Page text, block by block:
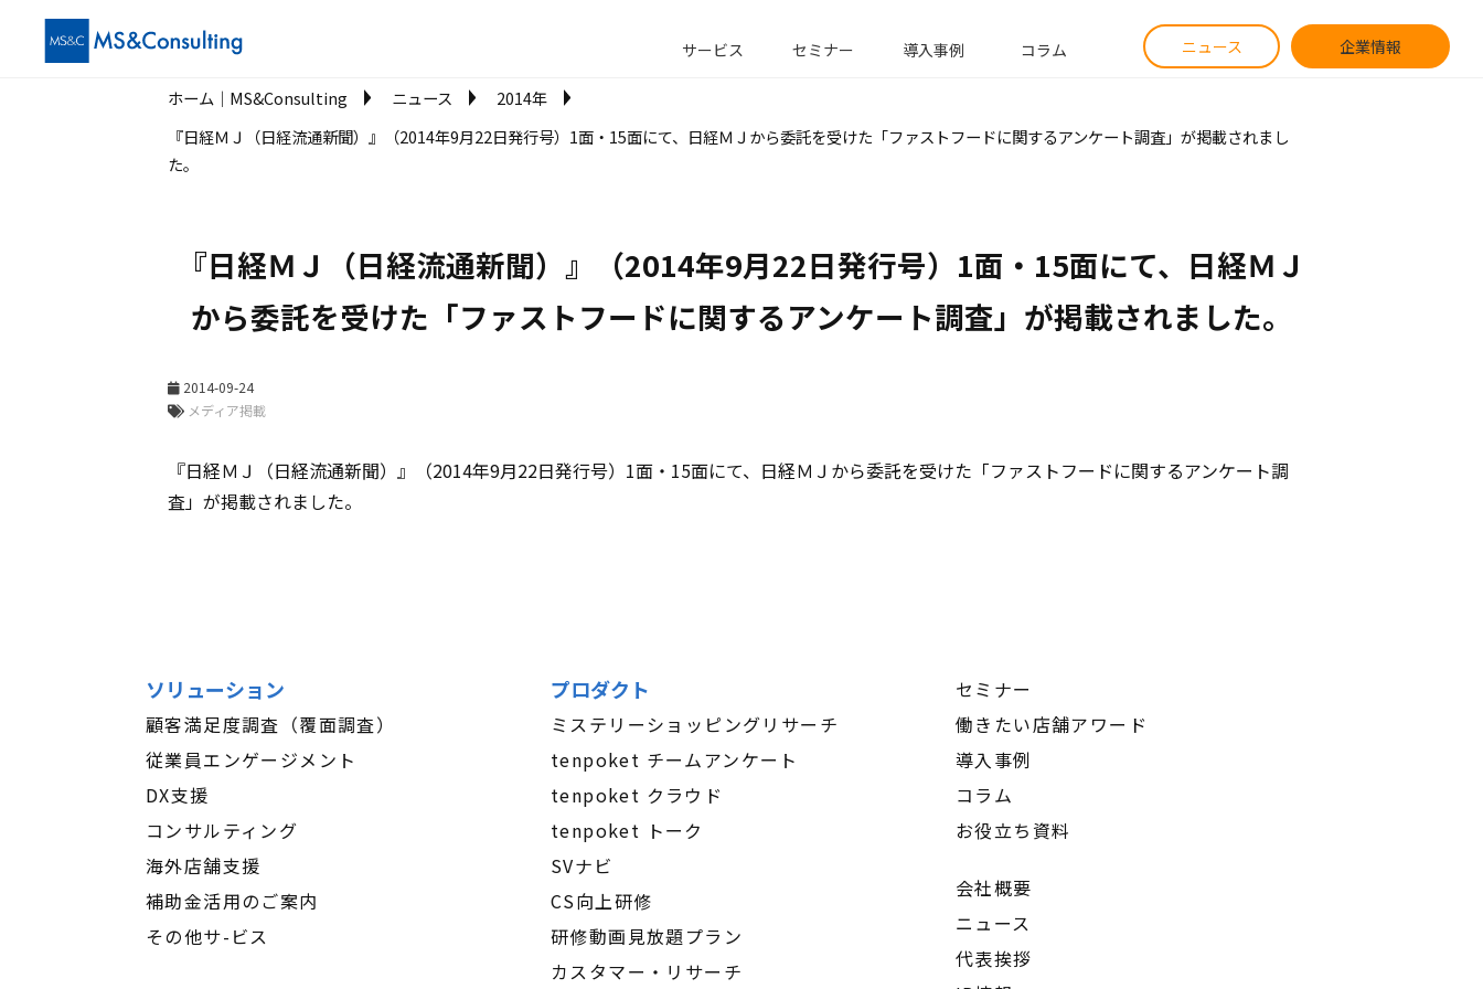
サービス セミナー 導入事例 コラム ニュース 企業情報
ホーム│MS&Consulting ニュース
2014年
『日経ＭＪ（日経流通新聞）』（2014年9月22日発行号）1面・15面にて、日経ＭＪから委託を受けた「ファストフードに関するアンケート調査」が掲載されまし
た。
『日経ＭＪ（日経流通新聞）』（2014年9月22日発行号）1面・15面にて、日経ＭＪ
から委託を受けた「ファストフードに関するアンケート調査」が掲載されました。
2014-09-24
メディア掲載
『日経ＭＪ（日経流通新聞）』（2014年9月22日発行号）1面・15面にて、日経ＭＪから委託を受けた「ファストフードに関するアンケート調
査」が掲載されました。
ソリューション
顧客満足度調査（覆面調査）
従業員エンゲージメント
DX支援
コンサルティング
海外店舗支援
補助金活用のご案内
その他サ-ビス
プロダクト
ミステリーショッピングリサーチ
tenpoket チームアンケート
tenpoket クラウド
tenpoket トーク
SVナビ
CS向上研修
研修動画見放題プラン
カスタマー・リサーチ
セミナー
働きたい店舗アワード
導入事例
コラム
お役立ち資料
会社概要
ニュース
代表挨拶